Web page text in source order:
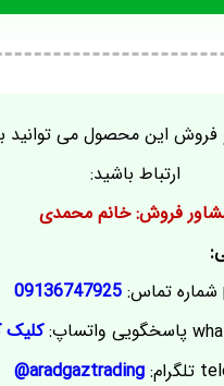
این محصول می توانید
ارتباط باشید:
فروش: خانم محمدی
شماره تماس: 09136747925
پاسخگویی واتساپ:کلیک
تلگرام: aradgaztrading@